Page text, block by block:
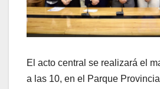
El acto central se realizará el
a las 10, en el Parque